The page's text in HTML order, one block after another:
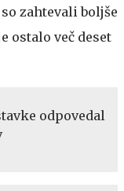
zahtevali boljše
ostalo več deset
odpovedal